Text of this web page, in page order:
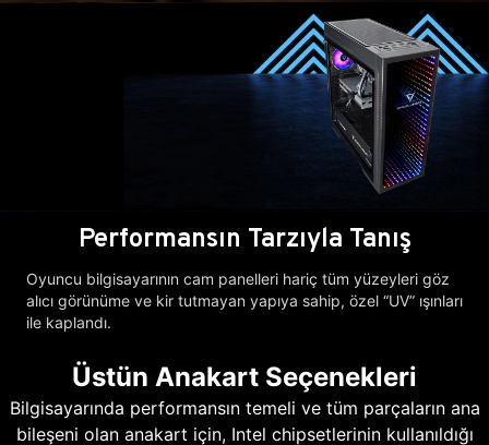
Performansın Tarzıyla Tanış
Oyuncu bilgisayarının cam panelleri hariç tüm yüzeyleri göz
alıcı görünüme ve kir tutmayan yapıya sahip, özel “UV” ışınları
ile kaplandı.
Üstün Anakart Seçenekleri
Bilgisayarında performansın temeli ve tüm parçaların ana
bileşeni olan anakart için, Intel chipsetlerinin kullanıldığı